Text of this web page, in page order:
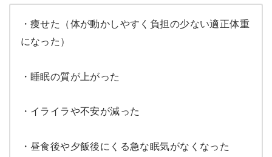
・痩せた（体が動かしやすく負担の少ない適正体重
になった）
・睡眠の質が上がった
・イライラや不安が減った
・昼食後や夕飯後にくる急な眠気がなくなった